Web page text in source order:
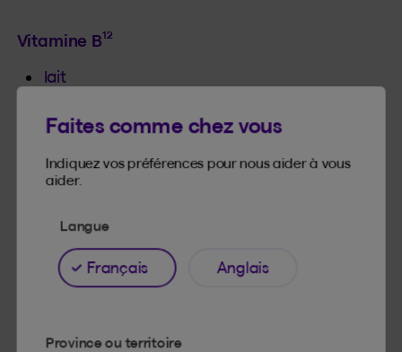
Vitamine B12
lait
yogourt
boissons enrichies (amandes, soya, riz)
Vitamine D
fruits
champignons de Paris
Faites comme chez vous
Indiquez vos préférences pour nous aider à vous
aider.
Langue
Français Anglais
Province ou territoire